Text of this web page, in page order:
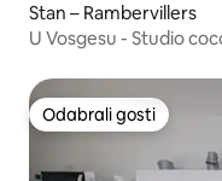
Stan – Rambervillers
U Vosgesu - Studio
Odabrali gosti
Odabrali gosti